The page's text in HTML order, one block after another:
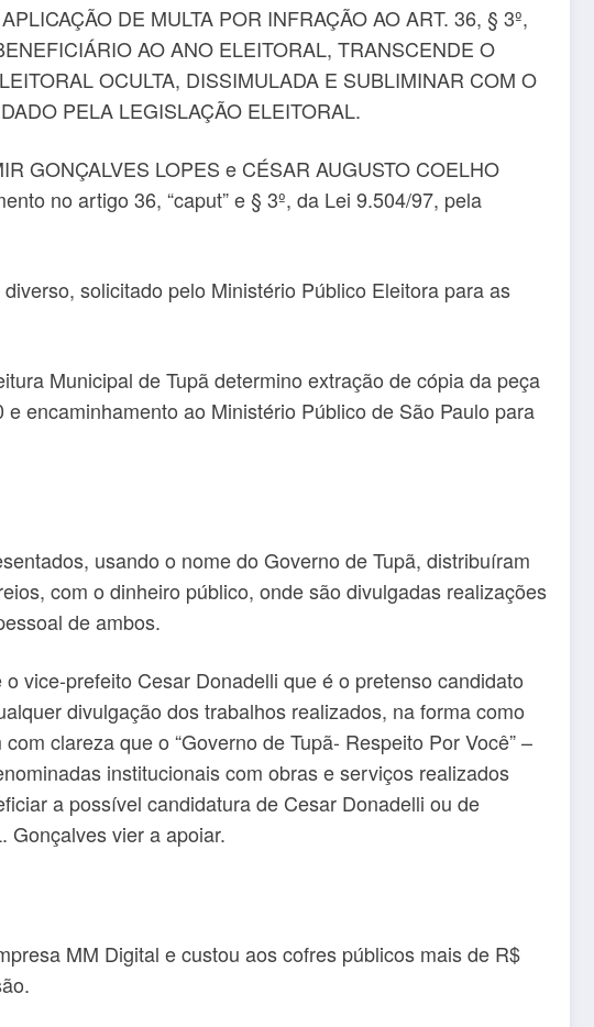
DE MULTA POR INFRAÇÃO AO ART. 36, § 3º,
AO ANO ELEITORAL, TRANSCENDE O
OCULTA, DISSIMULADA E SUBLIMINAR COM O
PELA LEGISLAÇÃO ELEITORAL.
GONÇALVES LOPES e CÉSAR AUGUSTO COELHO
no artigo 36, “caput” e § 3º, da Lei 9.504/97, pela
solicitado pelo Ministério Público Eleitora para as
Municipal de Tupã determino extração de cópia da peça
encaminhamento ao Ministério Público de São Paulo para
usando o nome do Governo de Tupã, distribuíram
com o dinheiro público, onde são divulgadas realizações
de ambos.
vice-prefeito Cesar Donadelli que é o pretenso candidato
divulgação dos trabalhos realizados, na forma como
clareza que o “Governo de Tupã- Respeito Por Você” –
institucionais com obras e serviços realizados
a possível candidatura de Cesar Donadelli ou de
Gonçalves vier a apoiar.
MM Digital e custou aos cofres públicos mais de R$